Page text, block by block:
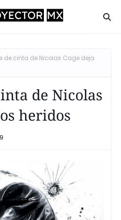
de cinta de Nicolas Cage deja
de Nicolas
heridos